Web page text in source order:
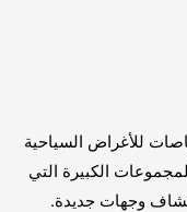
للأغراض السياحية
الكبيرة التي
وجهات جديدة.